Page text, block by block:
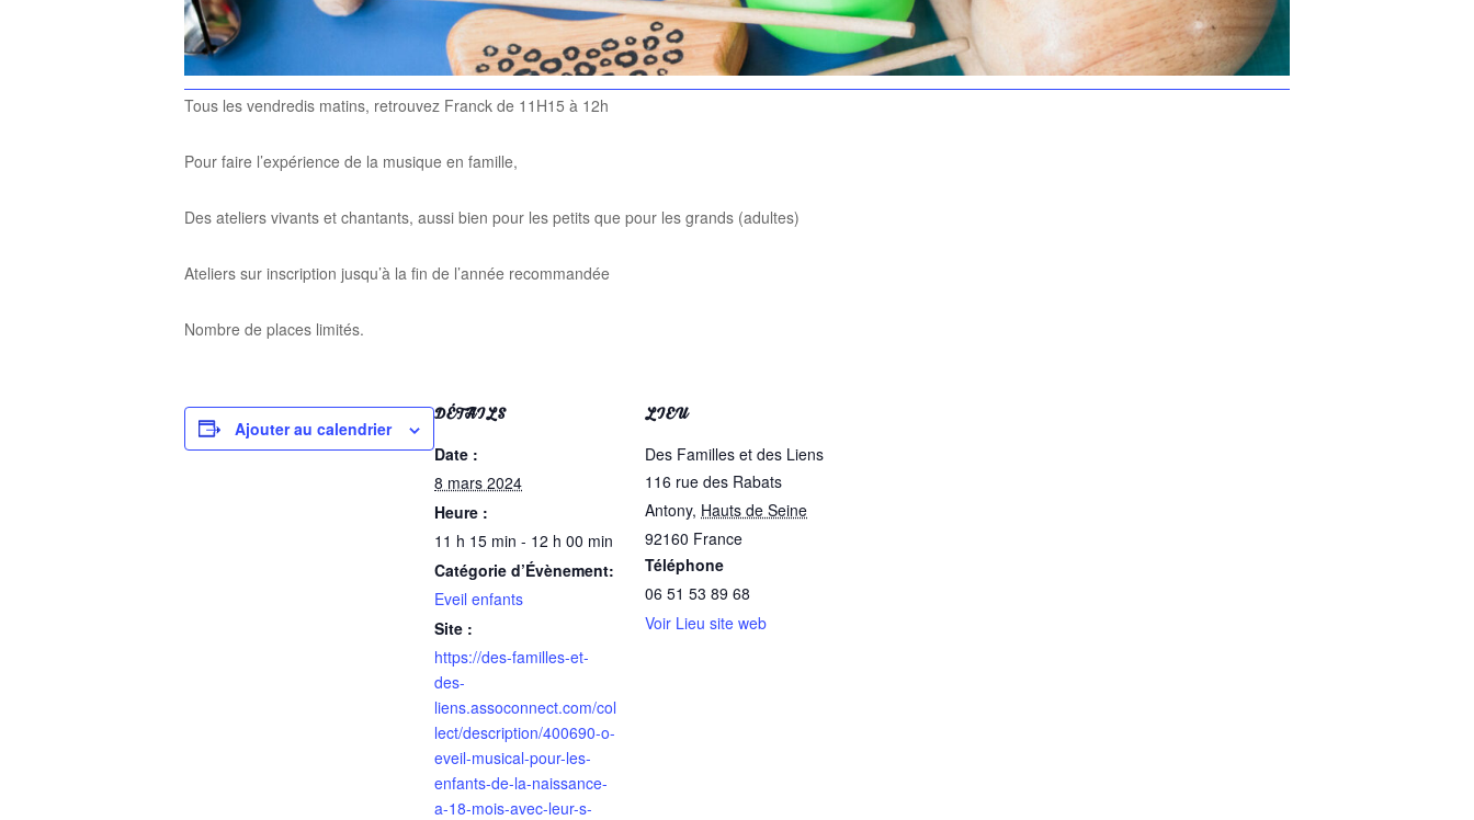
Tous les vendredis matins, retrouvez Franck de 11H15 à 12h
Pour faire l’expérience de la musique en famille,
Des ateliers vivants et chantants, aussi bien pour les petits que pour les grands (adultes)
Ateliers sur inscription jusqu’à la fin de l’année recommandée
Nombre de places limités.
Ajouter au calendrier
DÉTAILS
Date :
8 mars 2024
Heure :
11 h 15 min - 12 h 00 min
Catégorie d’Évènement:
Eveil enfants
Site :
https://des-familles-et-
des-
liens.assoconnect.com/col
lect/description/400690-o-
eveil-musical-pour-les-
enfants-de-la-naissance-
a-18-mois-avec-leur-s-
LIEU
Des Familles et des Liens
116 rue des Rabats
Antony, Hauts de Seine
92160 France
Téléphone
06 51 53 89 68
Voir Lieu site web